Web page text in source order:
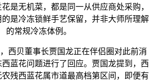
是无机菜，都是同一从供应商处采购，
是冷冻锁鲜手艺保留，并非大师所理解
的常规冷冻体例。
贝董事长贾国龙正在伴侣圈对此前消
蓝花问题进行了回应。贾国龙提到，西
残西蓝花属市道最高档第区间，即便有